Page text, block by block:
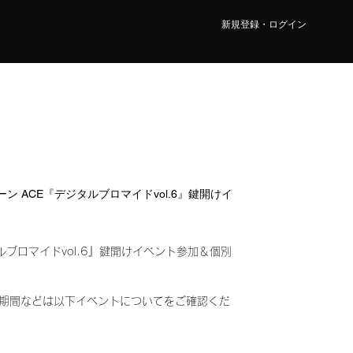
新規登録・ログイン
ン ACE『デジタルブロマイドvol.6』鍵開けイ
ブロマイドvol.6』鍵開けイベント参加＆個別
間などは以下イベントについてをご確認くだ